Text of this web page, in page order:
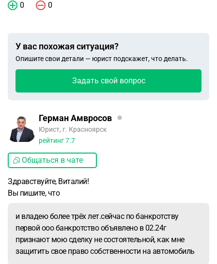
0 0
У вас похожая ситуация?
Опишите свои детали — юрист подскажет, что делать.
Задать свой вопрос
Герман Амвросов
Юрист, г. Красноярск
рейтинг7.7
Общаться в чате
Здравствуйте, Виталий!
Вы пишите, что
и владею более трёх лет.сейчас по банкротству
первой ооо банкротство объявлено в 02.24г
признают мою сделку не состоятельной, как мне
защитить свое право собственности на автомобиль